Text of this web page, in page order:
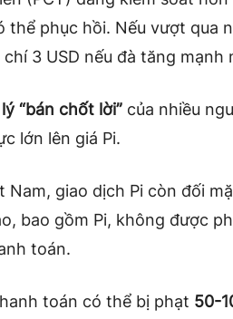
thể phục hồi. Nếu vượt qua
chí 3 USD nếu đà tăng mạnh
“bán chốt lời” của nhiều
lớn lên giá Pi.
Nam, giao dịch Pi còn đối
bao gồm Pi, không được
toán.
toán có thể bị phạt 50-